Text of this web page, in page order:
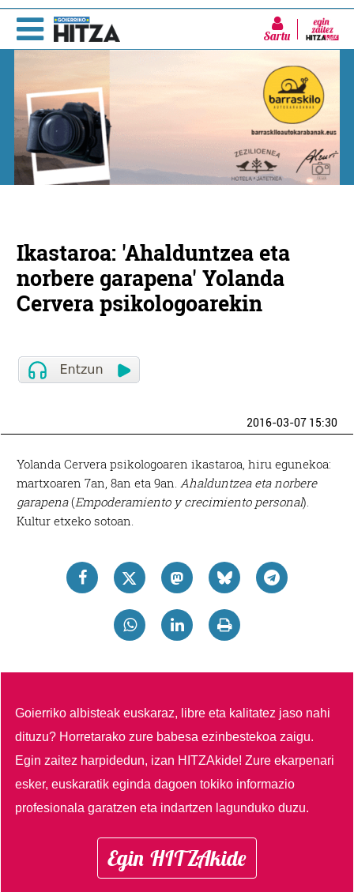
Sartu
Ikastaroa: 'Ahalduntzea eta
norbere garapena' Yolanda
Cervera psikologoarekin
2016-03-07 15:30
Yolanda Cervera psikologoaren ikastaroa, hiru egunekoa:
martxoaren 7an, 8an eta 9an.Ahalduntzea eta norbere
garapena(Empoderamiento y crecimiento personal).
Kultur etxeko sotoan.
Goierriko albisteak euskaraz, libre eta kalitatez jaso nahi
dituzu? Horretarako zure babesa ezinbestekoa zaigu.
Egin zaitez harpidedun, izan HITZAkide!Zure ekarpenari
esker, euskaratik eginda dagoen tokiko informazio
profesionala garatzen eta indartzen lagunduko duzu.
Egin HITZAkide